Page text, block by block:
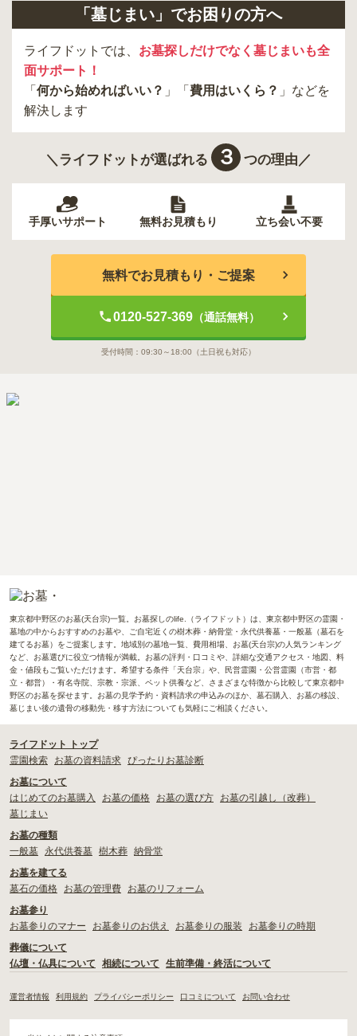
「墓じまい」でお困りの方へ
ライフドットでは、 お墓探しだけでなく墓じまいも全
面サポート！
「 何から始めればいい？ 」「 費用はいくら？ 」などを
解決します
＼ライフドットが選ばれる ３ つの理由／
手厚いサポート 無料お見積もり 立ち会い不要
無料でお見積もり・ご提案
0120-527-369（通話無料）
受付時間： 09:30～18:00 （土日祝も対応）
東京都中野区のお墓(天台宗)一覧。お墓探しのlife.（ライフドット）は、東京都中野区の霊園・
墓地の中からおすすめのお墓や、ご自宅近くの樹木葬・納骨堂・永代供養墓・一般墓（墓石を
建てるお墓）をご提案します。地域別の墓地一覧、費用相場、お墓(天台宗)の人気ランキング
など、お墓選びに役立つ情報が満載。お墓の評判・口コミや、詳細な交通アクセス・地図、料
金・値段もご覧いただけます。希望する条件「天台宗」や、民営霊園・公営霊園（市営・都
立・都営）・有名寺院、宗教・宗派、ペット供養など、さまざまな特徴から比較して東京都中
野区のお墓を探せます。お墓の見学予約・資料請求の申込みのほか、墓石購入、お墓の移設、
墓じまい後の遺骨の移動先・移す方法についても気軽にご相談ください。
ライフドット トップ
霊園検索
お墓の資料請求 ぴったりお墓診断
お墓について
はじめてのお墓購入
お墓の価格 お墓の選び方
お墓の引越し（改葬）
墓じまい
お墓の種類
一般墓
永代供養墓 樹木葬 納骨堂
お墓を建てる
墓石の価格
お墓の管理費
お墓のリフォーム
お墓参り
お墓参りのマナー
お墓参りのお供え お墓参りの服装
お墓参りの時期
葬儀について
仏壇・仏具について
相続について 生前準備・終活について
運営者情報 利用規約 プライバシーポリシー 口コミについて お問い合わせ